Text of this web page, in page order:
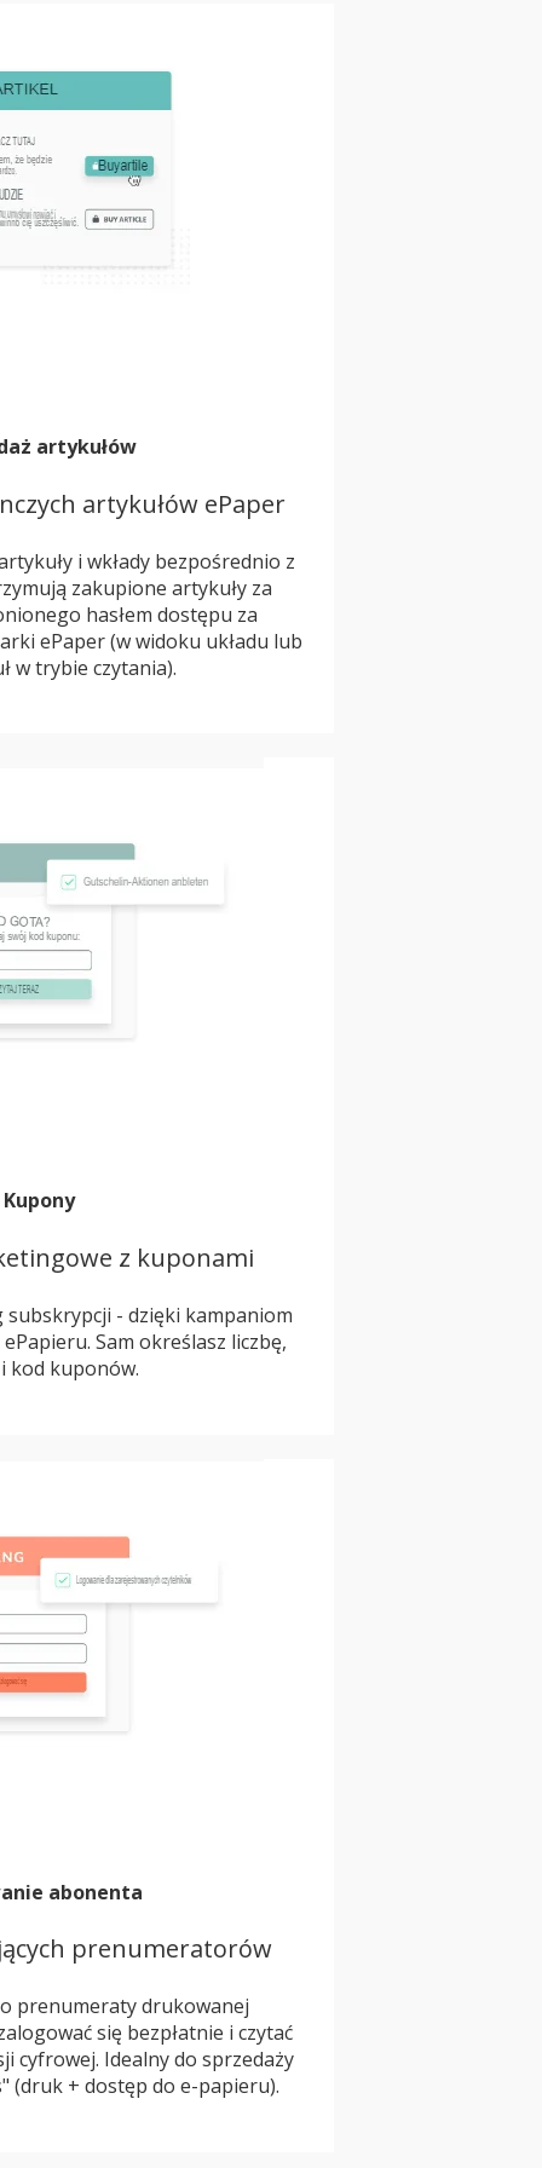
artykułów
artykułów ePaper
i wkłady bezpośrednio z
zakupione artykuły za
hasłem dostępu za
ePaper (w widoku układu lub
w trybie czytania).
Kupony
z kuponami
- dzięki kampaniom
Sam określasz liczbę,
kod kuponów.
abonenta
prenumeratorów
prenumeraty drukowanej
się bezpłatnie i czytać
cyfrowej. Idealny do sprzedaży
(druk + dostęp do e-papieru).